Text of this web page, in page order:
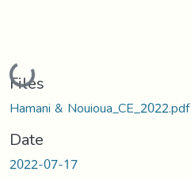
Loading...
Files
Hamani & Nouioua_CE_2022.pdf
Date
2022-07-17